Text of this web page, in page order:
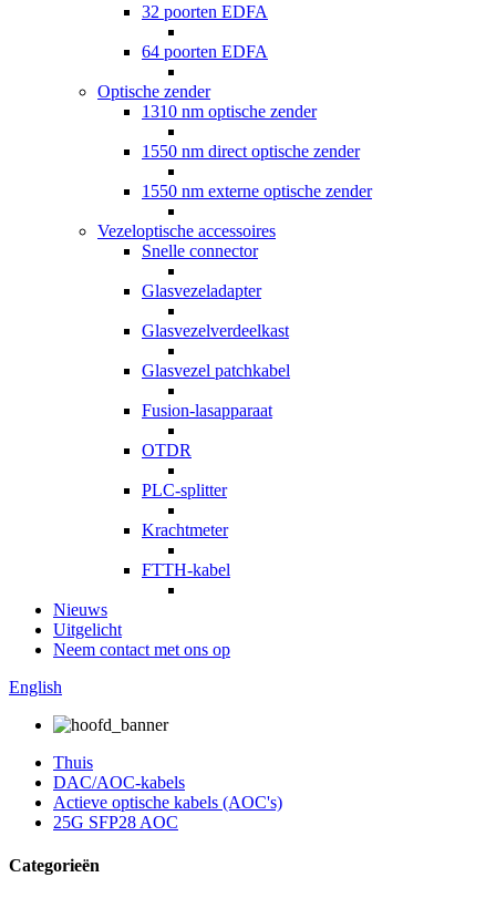
32 poorten EDFA
64 poorten EDFA
Optische zender
1310 nm optische zender
1550 nm direct optische zender
1550 nm externe optische zender
Vezeloptische accessoires
Snelle connector
Glasvezeladapter
Glasvezelverdeelkast
Glasvezel patchkabel
Fusion-lasapparaat
OTDR
PLC-splitter
Krachtmeter
FTTH-kabel
Nieuws
Uitgelicht
Neem contact met ons op
English
Thuis
DAC/AOC-kabels
Actieve optische kabels (AOC's)
25G SFP28 AOC
Categorieën